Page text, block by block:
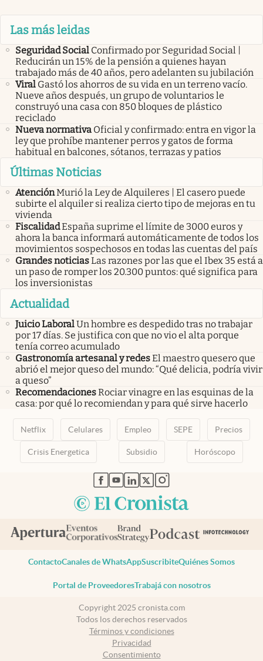
Las más leidas
Seguridad Social Confirmado por Seguridad Social |
Reducirán un 15% de la pensión a quienes hayan
trabajado más de 40 años, pero adelanten su jubilación
Viral Gastó los ahorros de su vida en un terreno vacío.
Nueve años después, un grupo de voluntarios le
construyó una casa con 850 bloques de plástico
reciclado
Nueva normativa Oficial y confirmado: entra en vigor la
ley que prohíbe mantener perros y gatos de forma
habitual en balcones, sótanos, terrazas y patios
Últimas Noticias
AtenciónMurió la Ley de Alquileres | El casero puede
subirte el alquiler si realiza cierto tipo de mejoras en tu
vivienda
FiscalidadEspaña suprime el límite de 3000 euros y
ahora la banca informará automáticamente de todos los
movimientos sospechosos en todas las cuentas del país
Grandes noticiasLas razones por las que el Ibex 35 está a
un paso de romper los 20.300 puntos: qué significa para
los inversionistas
Actualidad
Juicio LaboralUn hombre es despedido tras no trabajar
por 17 días. Se justifica con que no vio el alta porque
tenía correo acumulado
Gastronomía artesanal y redesEl maestro quesero que
abrió el mejor queso del mundo: “Qué delicia, podría vivir
a queso”
RecomendacionesRociar vinagre en las esquinas de la
casa: por qué lo recomiendan y para qué sirve hacerlo
Netflix Celulares Empleo SEPE Precios
Crisis Energetica Subsidio Horóscopo
abre en nueva pestaña
abre en nueva pestaña
abre en nueva pestaña
abre en nueva pestaña
abre en nueva pestaña
ContactoCanales de WhatsAppSuscribiteQuiénes Somos
Portal de ProveedoresTrabajá con nosotros
Copyright 2025 cronista.com
Todos los derechos reservados
Términos y condiciones
Privacidad
Consentimiento